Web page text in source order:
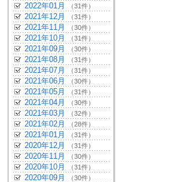
2022年01月 （31件）
2021年12月 （31件）
2021年11月 （30件）
2021年10月 （31件）
2021年09月 （30件）
2021年08月 （31件）
2021年07月 （31件）
2021年06月 （30件）
2021年05月 （31件）
2021年04月 （30件）
2021年03月 （32件）
2021年02月 （28件）
2021年01月 （31件）
2020年12月 （31件）
2020年11月 （30件）
2020年10月 （31件）
2020年09月 （30件）